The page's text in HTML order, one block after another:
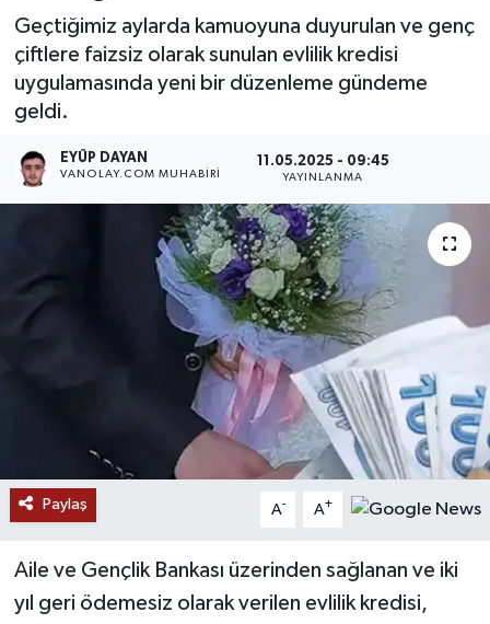
Geçtiğimiz aylarda kamuoyuna duyurulan ve genç
çiftlere faizsiz olarak sunulan evlilik kredisi
uygulamasında yeni bir düzenleme gündeme
geldi.
EYÜP DAYAN
VANOLAY.COM MUHABIRI
11.05.2025 - 09:45
YAYINLANMA
Paylaş A- A+
Aile ve Gençlik Bankası üzerinden sağlanan ve iki
yıl geri ödemesiz olarak verilen evlilik kredisi,
Eğitim
Bilim & Teknoloji
Dünya
RESMİ İLANLAR
Tüm Manşetler
Son Dakika Haberleri
Haber Arşivi